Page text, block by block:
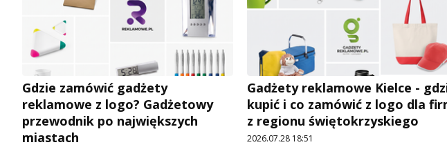
Gdzie zamówić gadżety
reklamowe z logo? Gadżetowy
przewodnik po największych
miastach
Gadżety reklamowe Kielce -
kupić i co zamówić z logo dla
z regionu świętokrzyskiego
2026.07.28 18:51